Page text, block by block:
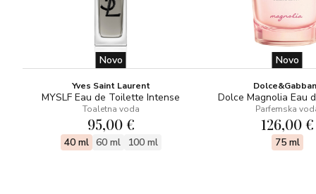
Novo
Yves Saint Laurent
MYSLF Eau de Toilette Intense
Toaletna voda
95,00 €
40 ml 60 ml 100 ml
Novo
Dolce Magnolia Eau
Parfemska
126,00 €
75 ml